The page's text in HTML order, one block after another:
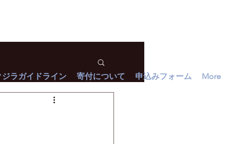
ジラガイドライン 寄付について 申込みフォーム More